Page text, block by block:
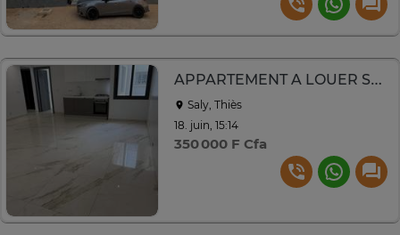
APPARTEMENT A LOUER SUR SALY
Saly, Thiès
18. juin, 15:14
350 000 F Cfa